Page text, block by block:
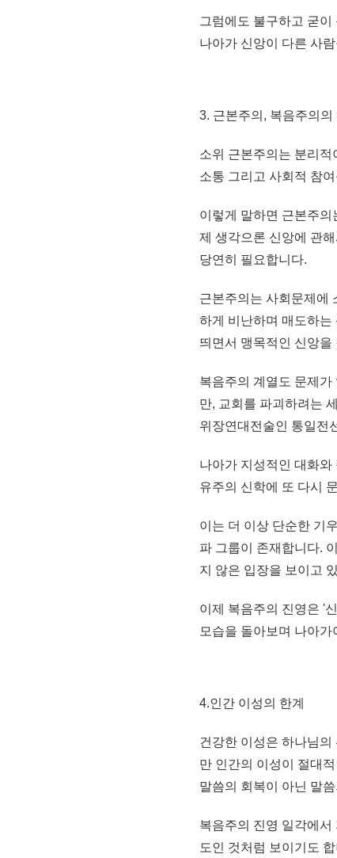
그럼에도 불구하고 굳
나아가 신앙이 다른 사
3. 근본주의, 복음주의의
소위 근본주의는 분리
소통 그리고 사회적 참
이렇게 말하면 근본주
제 생각으론 신앙에 관
당연히 필요합니다.
근본주의는 사회문제에
하게 비난하며 매도하는
띄면서 맹목적인 신앙
복음주의 계열도 문제가
만, 교회를 파괴하려는
위장연대전술인 통일전
나아가 지성적인 대화
유주의 신학에 또 다시
이는 더 이상 단순한 기
파 그룹이 존재합니다.
지 않은 입장을 보이고
이제 복음주의 진영은 '
모습을 돌아보며 나아
4.인간 이성의 한계
건강한 이성은 하나님
만 인간의 이성이 절대
말씀의 회복이 아닌 말
복음주의 진영 일각에
도인 것처럼 보이기도